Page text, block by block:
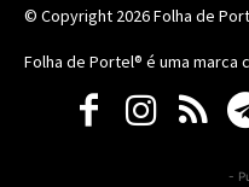
© Copyright 2026Folha de
Folha de Portel® é uma marca
-